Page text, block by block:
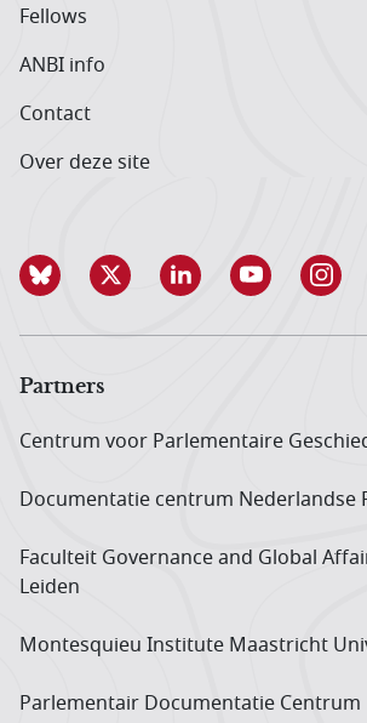
Fellows
ANBI info
Contact
Over deze site
Partners
Centrum voor Parlementaire
Documentatie centrum Neder­landse
Faculteit Governance and Global
Leiden
Montesquieu Institute Maastricht
Parlementair Documentatie Centrum